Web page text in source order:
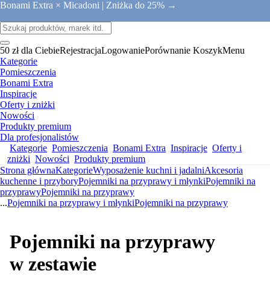
Bonami Extra × Micadoni | Zniżka do 25% →
50 zł dla CiebieRejestracjaLogowaniePorównanie KoszykMenu
Kategorie
Pomieszczenia
Bonami Extra
Inspiracje
Oferty i zniżki
Nowości
Produkty premium
Dla profesjonalistów
Kategorie Pomieszczenia Bonami Extra Inspiracje Oferty i
zniżki Nowości Produkty premium
Strona głównaKategorieWyposażenie kuchni i jadalniAkcesoria
kuchenne i przyboryPojemniki na przyprawy i młynkiPojemniki na
przyprawyPojemniki na przyprawy
...Pojemniki na przyprawy i młynkiPojemniki na przyprawy
Pojemniki na przyprawy
w zestawie